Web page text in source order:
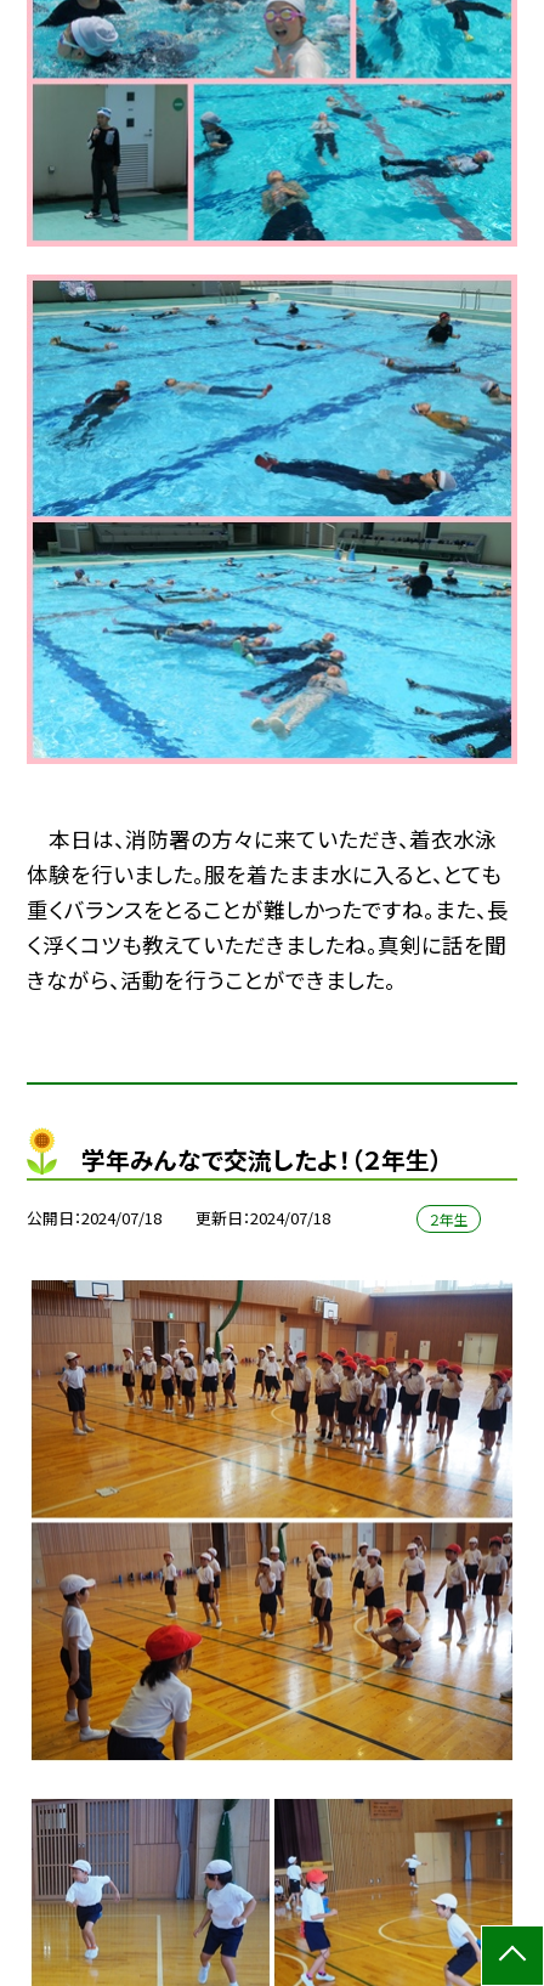
本日は、消防署の方々に来ていただき、着衣水泳
体験を行いました。服を着たまま水に入ると、とても
重くバランスをとることが難しかったですね。また、長
く浮くコツも教えていただきましたね。真剣に話を聞
きながら、活動を行うことができました。
学年みんなで交流したよ！（２年生）
公開日 2024/07/18 更新日 2024/07/18 ２年生